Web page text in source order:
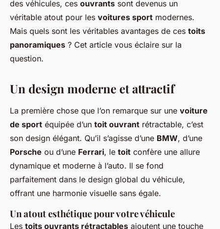
des véhicules, ces ouvrants sont devenus un
véritable atout pour les voitures sport modernes.
Mais quels sont les véritables avantages de ces toits
panoramiques ? Cet article vous éclaire sur la
question.
Un design moderne et attractif
La première chose que l’on remarque sur une voiture
de sport équipée d’un toit ouvrant rétractable, c’est
son design élégant. Qu’il s’agisse d’une BMW, d’une
Porsche ou d’une Ferrari, le toit confère une allure
dynamique et moderne à l’auto. Il se fond
parfaitement dans le design global du véhicule,
offrant une harmonie visuelle sans égale.
Un atout esthétique pour votre véhicule
Les toits ouvrants rétractables ajoutent une touche